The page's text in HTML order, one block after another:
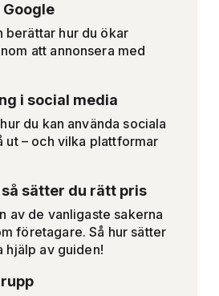
berättar hur du ökar
att annonsera med
i social media
du kan använda sociala
ut – och vilka plattformar
sätter du rätt pris
av de vanligaste sakerna
företagare. Så hur sätter
hjälp av guiden!